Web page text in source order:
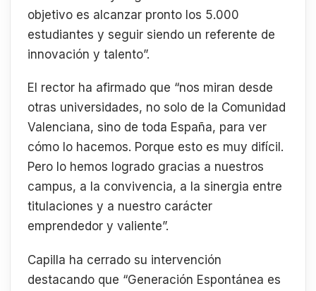
objetivo es alcanzar pronto los 5.000
estudiantes y seguir siendo un referente de
innovación y talento”.
El rector ha afirmado que “nos miran desde
otras universidades, no solo de la Comunidad
Valenciana, sino de toda España, para ver
cómo lo hacemos. Porque esto es muy difícil.
Pero lo hemos logrado gracias a nuestros
campus, a la convivencia, a la sinergia entre
titulaciones y a nuestro carácter
emprendedor y valiente”.
Capilla ha cerrado su intervención
destacando que “Generación Espontánea es